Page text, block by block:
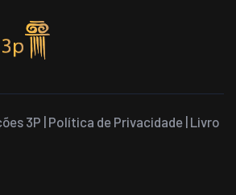
3P | Política de Privacidade Livro